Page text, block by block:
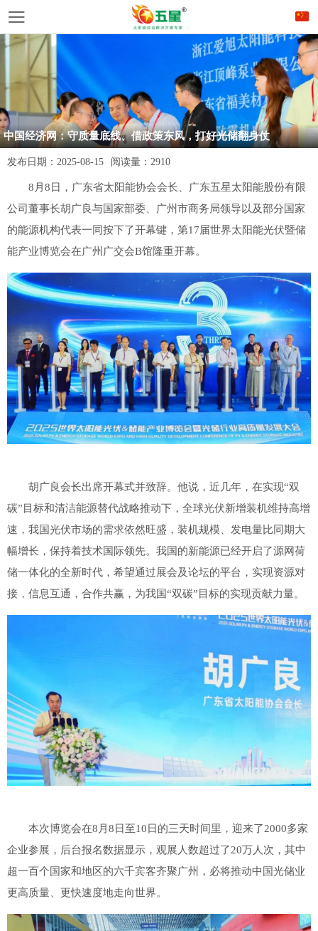
中国经济网：守质量底线、借政策东风，打好光储翻身仗
发布日期： 2025-08-15 阅读量： 2910
8月8日，广东省太阳能协会会长、广东五星太阳能股份有限
公司董事长胡广良与国家部委、广州市商务局领导以及部分国家
的能源机构代表一同按下了开幕键，第17届世界太阳能光伏暨储
能产业博览会在广州广交会B馆隆重开幕。
胡广良会长出席开幕式并致辞。他说，近几年，在实现“双
碳”目标和清洁能源替代战略推动下，全球光伏新增装机维持高增
速，我国光伏市场的需求依然旺盛，装机规模、发电量比同期大
幅增长，保持着技术国际领先。我国的新能源已经开启了源网荷
储一体化的全新时代，希望通过展会及论坛的平台，实现资源对
接，信息互通，合作共赢，为我国“双碳”目标的实现贡献力量。
本次博览会在8月8日至10日的三天时间里，迎来了2000多家
企业参展，后台报名数据显示，观展人数超过了20万人次，其中
超一百个国家和地区的六千宾客齐聚广州，必将推动中国光储业
更高质量、更快速度地走向世界。